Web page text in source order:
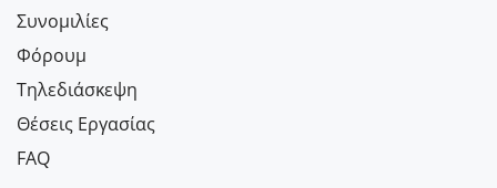
Συνομιλίες
Φόρουμ
Τηλεδιάσκεψη
Θέσεις Εργασίας
FAQ